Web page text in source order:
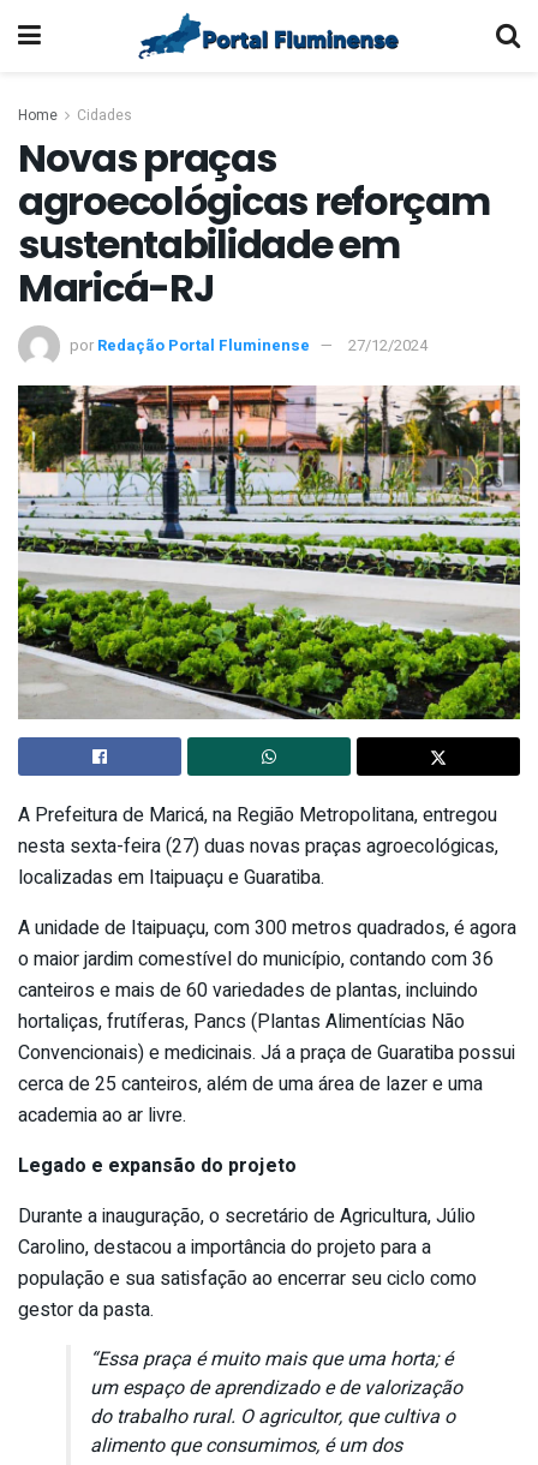
Home Cidades
Novas praças
agroecológicas reforçam
sustentabilidade em
Maricá-RJ
por Redação Portal Fluminense 27/12/2024
A Prefeitura de Maricá, na Região Metropolitana, entregou
nesta sexta-feira (27) duas novas praças agroecológicas,
localizadas em Itaipuaçu e Guaratiba.
A unidade de Itaipuaçu, com 300 metros quadrados, é agora
o maior jardim comestível do município, contando com 36
canteiros e mais de 60 variedades de plantas, incluindo
hortaliças, frutíferas, Pancs (Plantas Alimentícias Não
Convencionais) e medicinais. Já a praça de Guaratiba possui
cerca de 25 canteiros, além de uma área de lazer e uma
academia ao ar livre.
Legado e expansão do projeto
Durante a inauguração, o secretário de Agricultura, Júlio
Carolino, destacou a importância do projeto para a
população e sua satisfação ao encerrar seu ciclo como
gestor da pasta.
“Essa praça é muito mais que uma horta; é
um espaço de aprendizado e de valorização
do trabalho rural. O agricultor, que cultiva o
alimento que consumimos, é um dos